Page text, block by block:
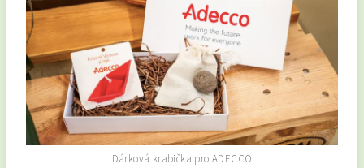
Dárková krabička pro ADECCO